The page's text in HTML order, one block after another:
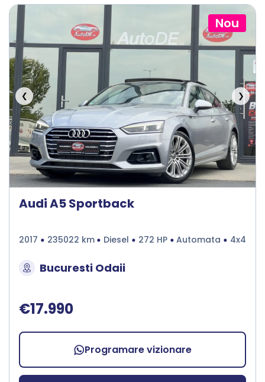
Nou
❮ ❯
Audi A5 Sportback
2017 235022 km Diesel 272 HP Automata 4x4
Bucuresti Odaii
€17.990
Programare vizionare